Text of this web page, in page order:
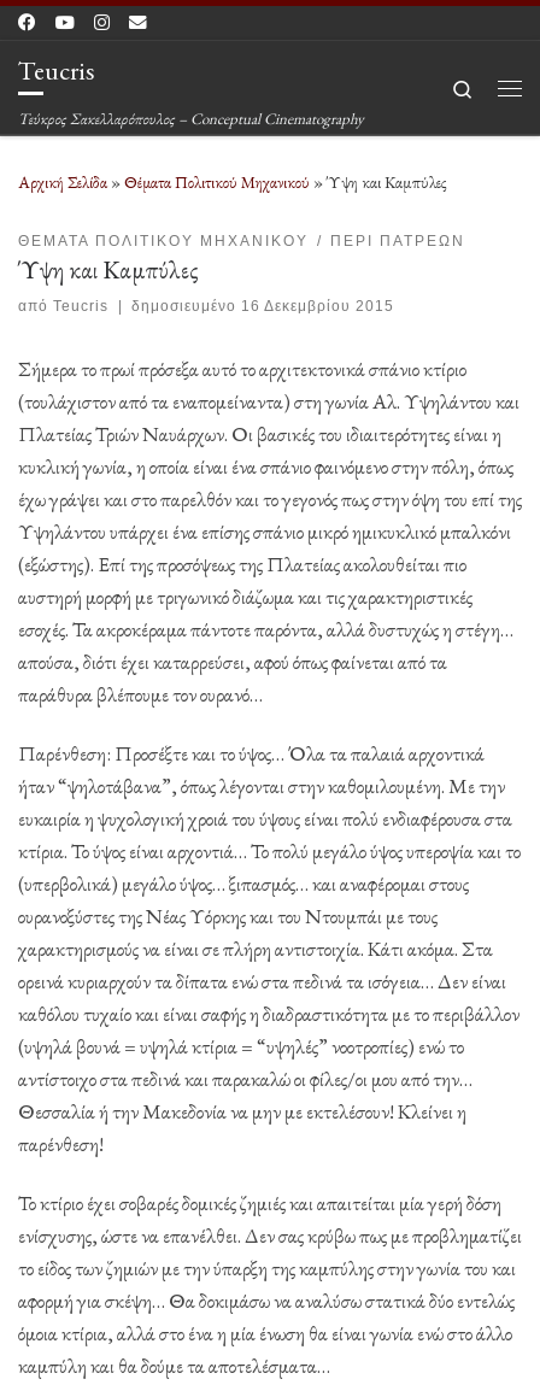
Μετάβαση στο περιεχόμενο
Teucris
Τεύκρος Σακελλαρόπουλος – Conceptual Cinematography
Search
Αρχική Σελίδα»Θέματα Πολιτικού Μηχανικού »Ύψη και Καμπύλες
ΘΈΜΑΤΑ ΠΟΛΙΤΙΚΟΎ ΜΗΧΑΝΙΚΟΎ ΠΕΡΊ ΠΑΤΡΈΩΝ
Ύψη και Καμπύλες
από Teucris δημοσιευμένο 16 Δεκεμβρίου 2015
Σήμερα το πρωί πρόσεξα αυτό το αρχιτεκτονικά σπάνιο κτίριο
(τουλάχιστον από τα εναπομείναντα) στη γωνία Αλ. Υψηλάντου και
Πλατείας Τριών Ναυάρχων. Οι βασικές του ιδιαιτερότητες είναι η
κυκλική γωνία, η οποία είναι ένα σπάνιο φαινόμενο στην πόλη, όπως
έχω γράψει και στο παρελθόν και το γεγονός πως στην όψη του επί της
Υψηλάντου υπάρχει ένα επίσης σπάνιο μικρό ημικυκλικό μπαλκόνι
(εξώστης). Επί της προσόψεως της Πλατείας ακολουθείται πιο
αυστηρή μορφή με τριγωνικό διάζωμα και τις χαρακτηριστικές
εσοχές. Τα ακροκέραμα πάντοτε παρόντα, αλλά δυστυχώς η στέγη…
απούσα, διότι έχει καταρρεύσει, αφού όπως φαίνεται από τα
παράθυρα βλέπουμε τον ουρανό…
Παρένθεση: Προσέξτε και το ύψος… Όλα τα παλαιά αρχοντικά
ήταν “ψηλοτάβανα”, όπως λέγονται στην καθομιλουμένη. Με την
ευκαιρία η ψυχολογική χροιά του ύψους είναι πολύ ενδιαφέρουσα στα
κτίρια. Το ύψος είναι αρχοντιά… Το πολύ μεγάλο ύψος υπεροψία και το
(υπερβολικά) μεγάλο ύψος… ξιπασμός… και αναφέρομαι στους
ουρανοξύστες της Νέας Υόρκης και του Ντουμπάι με τους
χαρακτηρισμούς να είναι σε πλήρη αντιστοιχία. Κάτι ακόμα. Στα
ορεινά κυριαρχούν τα δίπατα ενώ στα πεδινά τα ισόγεια… Δεν είναι
καθόλου τυχαίο και είναι σαφής η διαδραστικότητα με το περιβάλλον
(υψηλά βουνά = υψηλά κτίρια = “υψηλές” νοοτροπίες) ενώ το
αντίστοιχο στα πεδινά και παρακαλώ οι φίλες/οι μου από την…
Θεσσαλία ή την Μακεδονία να μην με εκτελέσουν! Κλείνει η
παρένθεση!
Το κτίριο έχει σοβαρές δομικές ζημιές και απαιτείται μία γερή δόση
ενίσχυσης, ώστε να επανέλθει. Δεν σας κρύβω πως με προβληματίζει
το είδος των ζημιών με την ύπαρξη της καμπύλης στην γωνία του και
αφορμή για σκέψη… Θα δοκιμάσω να αναλύσω στατικά δύο εντελώς
όμοια κτίρια, αλλά στο ένα η μία ένωση θα είναι γωνία ενώ στο άλλο
καμπύλη και θα δούμε τα αποτελέσματα…